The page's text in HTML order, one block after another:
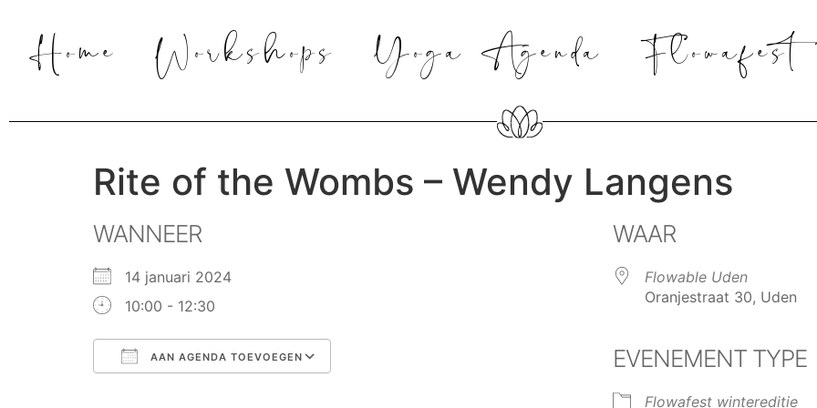
Home Workshops Yoga Agenda Flowafest
Rite of the Wombs – Wendy Langens
WANNEER
14 januari 2024
10:00 - 12:30
AAN AGENDA TOEVOEGEN
iCalendar
WAAR
Flowable Uden
Oranjestraat 30, Uden
EVENEMENT TYPE
Flowafest wintereditie